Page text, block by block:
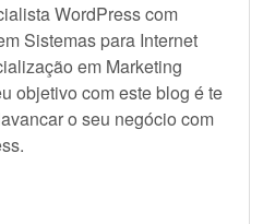
WordPress com
Sistemas para Internet
em Marketing
objetivo com este blog é te
o seu negócio com